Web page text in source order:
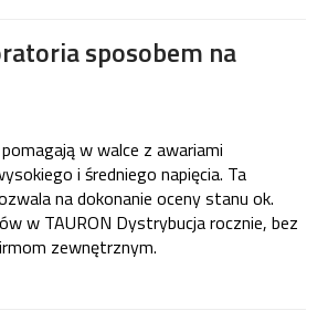
sposobem na
w walce z awariami
i średniego napięcia. Ta
na dokonanie oceny stanu ok.
w TAURON Dystrybucja rocznie, bez
zewnętrznym.